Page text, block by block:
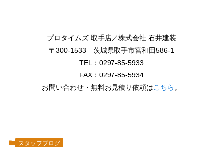
プロタイムズ 取手店／株式会社 石井建装
〒300-1533 茨城県取手市宮和田586-1
TEL：0297-85-5933
FAX：0297-85-5934
お問い合わせ・無料お見積り依頼はこちら 。
スタッフブログ